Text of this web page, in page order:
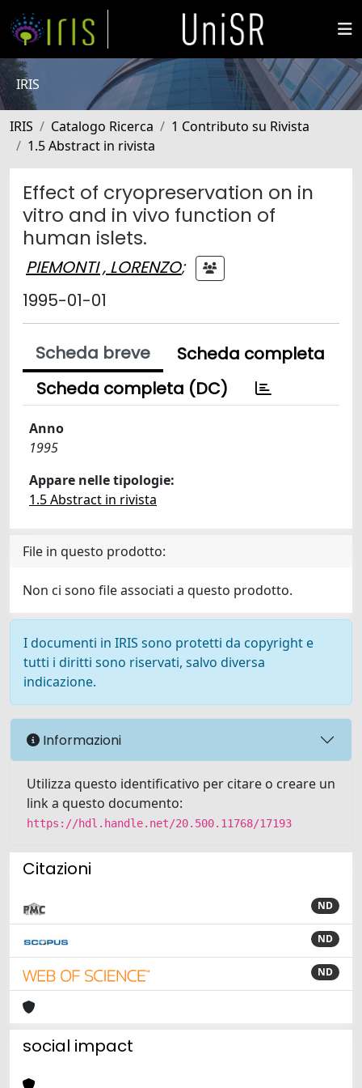
IRIS
IRIS Catalogo Ricerca
1 Contributo su Rivista
1.5 Abstract in rivista
Effect of cryopreservation on in
vitro and in vivo function of
human islets.
PIEMONTI , LORENZO;
1995-01-01
Scheda breve
Scheda completa
Scheda completa (DC)
Anno
1995
Appare nelle tipologie:
1.5 Abstract in rivista
File in questo prodotto:
Non ci sono file associati a questo prodotto.
I documenti in IRIS sono protetti da copyright e
tutti i diritti sono riservati, salvo diversa
indicazione.
Informazioni
Utilizza questo identificativo per citare o creare un
link a questo documento:
https://hdl.handle.net/20.500.11768/17193
Citazioni
ND
ND
ND
social impact